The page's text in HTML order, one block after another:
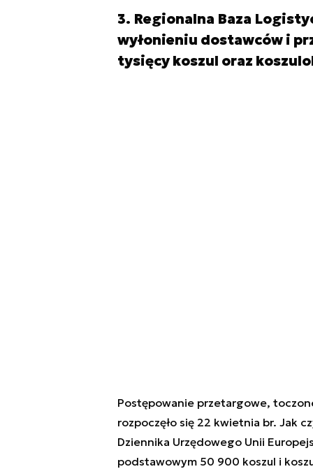
3. Regionalna Baza
wyłonieniu dostawców i
tysięcy koszul oraz
Postępowanie przetargowe,
rozpoczęło się 22 kwietnia br. Jak
Dziennika Urzędowego Unii
podstawowym 50 900 koszul i